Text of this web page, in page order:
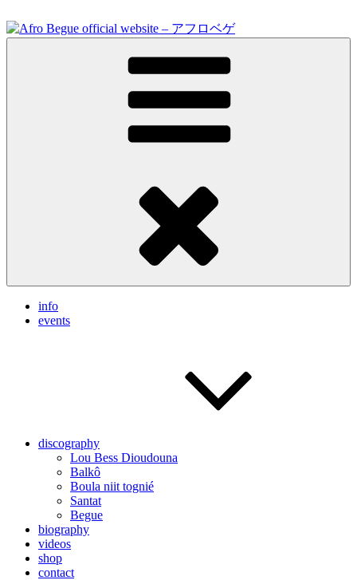
to
content
Afro Begue official website – アフロベゲ
info
events
discography
Lou Bess Dioudouna
Balkô
Boula niit tognié
Santat
Begue
biography
videos
shop
contact